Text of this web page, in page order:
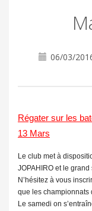
06/03/
Régater sur les
13 Mars
Le club met à
JOPAHIRO et le
N’hésitez à vous
que les championnats
Le samedi on